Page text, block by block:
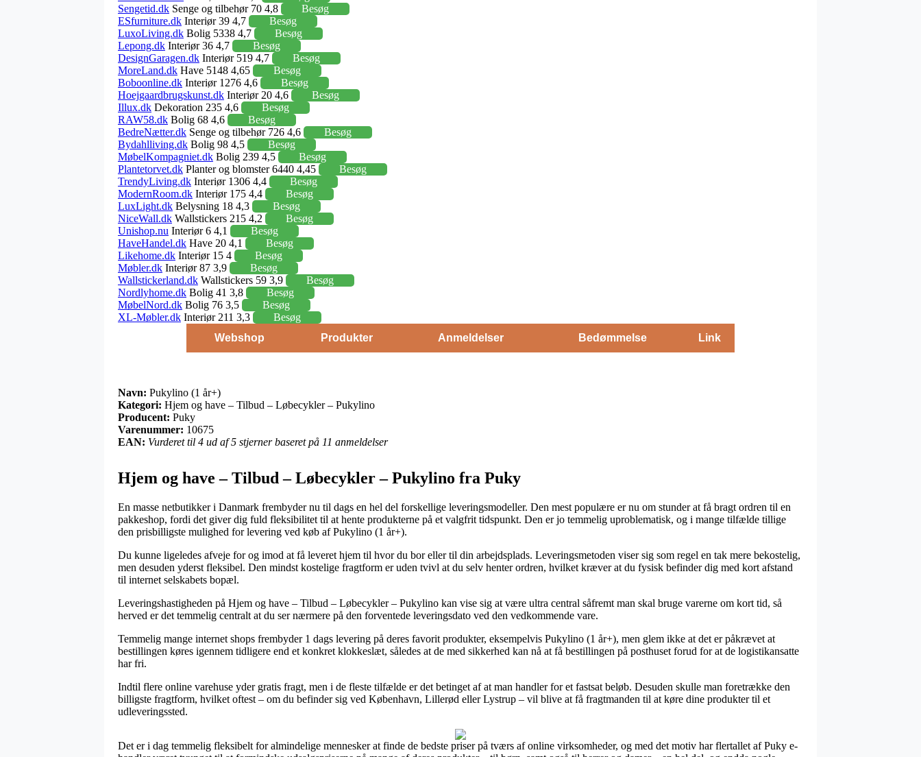
Sengetid.dk Senge og tilbehør 70 4,8
Besøg
ESfurniture.dk Interiør 39 4,7
Besøg
LuxoLiving.dk Bolig 5338 4,7
Besøg
Lepong.dk Interiør 36 4,7
Besøg
DesignGaragen.dk Interiør 519 4,7
Besøg
MoreLand.dk Have 5148 4,65
Besøg
Boboonline.dk Interiør 1276 4,6
Besøg
Hoejgaardbrugskunst.dk Interiør 20 4,6
Besøg
Illux.dk Dekoration 235 4,6
Besøg
RAW58.dk Bolig 68 4,6
Besøg
BedreNætter.dk Senge og tilbehør 726 4,6
Besøg
Bydahlliving.dk Bolig 98 4,5
Besøg
MøbelKompagniet.dk Bolig 239 4,5
Besøg
Plantetorvet.dk Planter og blomster 6440 4,45
Besøg
TrendyLiving.dk Interiør 1306 4,4
Besøg
ModernRoom.dk Interiør 175 4,4
Besøg
LuxLight.dk Belysning 18 4,3
Besøg
NiceWall.dk Wallstickers 215 4,2
Besøg
Unishop.nu Interiør 6 4,1
Besøg
HaveHandel.dk Have 20 4,1
Besøg
Likehome.dk Interiør 15 4
Besøg
Møbler.dk Interiør 87 3,9
Besøg
Wallstickerland.dk Wallstickers 59 3,9
Besøg
Nordlyhome.dk Bolig 41 3,8
Besøg
MøbelNord.dk Bolig 76 3,5
Besøg
XL-Møbler.dk Interiør 211 3,3
Besøg
Webshop
Produkter Anmeldelser Bedømmelse Link
Navn: Pukylino (1 år+)
Kategori: Hjem og have – Tilbud – Løbecykler – Pukylino
Producent: Puky
Varenummer: 10675
EAN: Vurderet til 4 ud af 5 stjerner baseret på 11 anmeldelser
Hjem og have – Tilbud – Løbecykler – Pukylino fra Puky
En masse netbutikker i Danmark frembyder nu til dags en hel del forskellige leveringsmodeller. Den mest populære er nu om stunder at få bragt ordren til en
pakkeshop, fordi det giver dig fuld fleksibilitet til at hente produkterne på et valgfrit tidspunkt. Den er jo temmelig uproblematisk, og i mange tilfælde tillige
den prisbilligste mulighed for levering ved køb af Pukylino (1 år+).
Du kunne ligeledes afveje for og imod at få leveret hjem til hvor du bor eller til din arbejdsplads. Leveringsmetoden viser sig som regel en tak mere bekostelig,
men desuden yderst fleksibel. Den mindst kostelige fragtform er uden tvivl at du selv henter ordren, hvilket kræver at du fysisk befinder dig med kort afstand
til internet selskabets bopæl.
Leveringshastigheden på Hjem og have – Tilbud – Løbecykler – Pukylino kan vise sig at være ultra central såfremt man skal bruge varerne om kort tid, så
herved er det temmelig centralt at du ser nærmere på den forventede leveringsdato ved den vedkommende vare.
Temmelig mange internet shops frembyder 1 dags levering på deres favorit produkter, eksempelvis Pukylino (1 år+), men glem ikke at det er påkrævet at
bestillingen køres igennem tidligere end et konkret klokkeslæt, således at de med sikkerhed kan nå at få bestillingen på posthuset forud for at de logistikansatte
har fri.
Indtil flere online varehuse yder gratis fragt, men i de fleste tilfælde er det betinget af at man handler for et fastsat beløb. Desuden skulle man foretrække den
billigste fragtform, hvilket oftest – om du befinder sig ved København, Lillerød eller Lystrup – vil blive at få fragtmanden til at køre dine produkter til et
udleveringssted.
Det er i dag temmelig fleksibelt for almindelige mennesker at finde de bedste priser på tværs af online virksomheder, og med det motiv har flertallet af Puky e-